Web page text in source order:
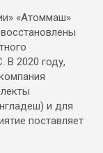
«Атоммаш»
В 2020 году,
и для
поставляет